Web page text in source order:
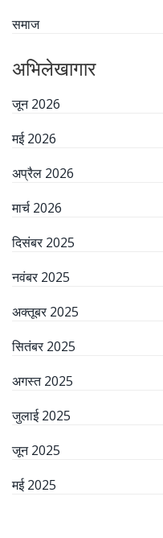
समाज
अभिलेखागार
जून 2026
मई 2026
अप्रैल 2026
मार्च 2026
दिसंबर 2025
नवंबर 2025
अक्तूबर 2025
सितंबर 2025
अगस्त 2025
जुलाई 2025
जून 2025
मई 2025